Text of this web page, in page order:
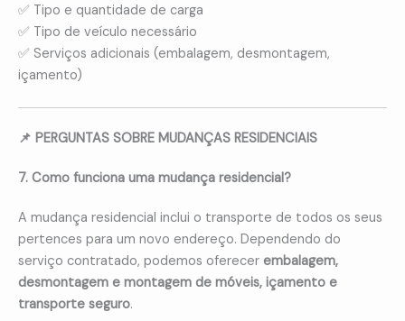
✅ Tipo e quantidade de carga
✅ Tipo de veículo necessário
✅ Serviços adicionais (embalagem, desmontagem,
içamento)
📌 PERGUNTAS SOBRE MUDANÇAS RESIDENCIAIS
7. Como funciona uma mudança residencial?
A mudança residencial inclui o transporte de todos os seus
pertences para um novo endereço. Dependendo do
serviço contratado, podemos oferecer embalagem,
desmontagem e montagem de móveis, içamento e
transporte seguro.